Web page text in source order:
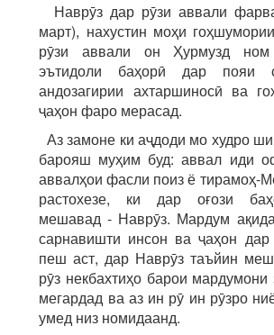
Наврӯз дар рӯзи аввали
март), нахустин моҳи
рӯзи аввали он Ҳурмузд
эътидоли баҳорӣ дар пояи
андозагирии ахтаршиносӣ ва
ҷаҳон фаро мерасад.
Аз замоне ки аҷдоди мо худро
барояш муҳим буд: аввал иди
аввалҳои фасли поиз ё тирамоҳ-
растохезе, ки дар оғози
мешавад - Наврӯз. Мардум
сарнавишти инсон ва ҷаҳон
пеш аст, дар Наврӯз таъйин
рӯз некбахтиҳо барои мардумони
мегардад ва аз ин рӯ ин рӯзро
умед низ номидаанд.